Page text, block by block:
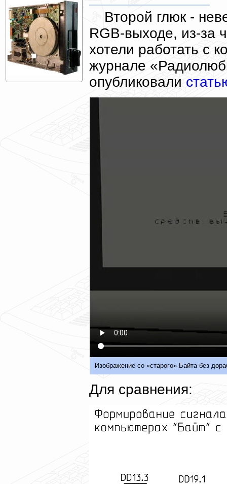
Второй глюк -
RGB-выходе, из-за
хотели работать с
журнале
опубликовали
Изображение со «старого» Байта без
Для сравнения: